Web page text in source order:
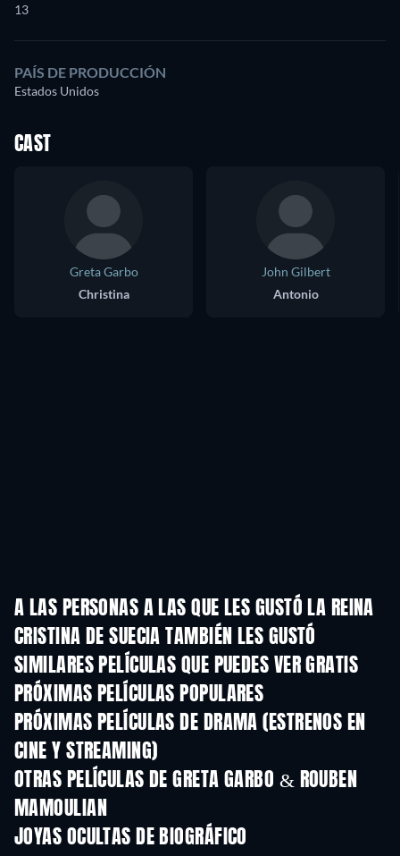
13
PAÍS DE PRODUCCIÓN
Estados Unidos
CAST
Greta Garbo
Christina
John Gilbert
Antonio
A LAS PERSONAS A LAS QUE LES GUSTÓ LA REINA
CRISTINA DE SUECIA TAMBIÉN LES GUSTÓ
SIMILARES PELÍCULAS QUE PUEDES VER GRATIS
PRÓXIMAS PELÍCULAS POPULARES
PRÓXIMAS PELÍCULAS DE DRAMA (ESTRENOS EN
CINE Y STREAMING)
OTRAS PELÍCULAS DE GRETA GARBO & ROUBEN
MAMOULIAN
JOYAS OCULTAS DE BIOGRÁFICO